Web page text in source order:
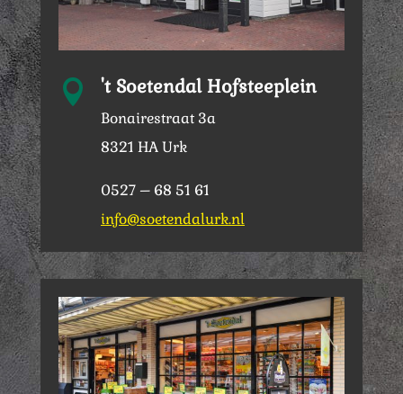
 't Soetendal Hofsteeplein
Bonairestraat 3a
8321 HA Urk
0527 – 68 51 61
info@soetendalurk.nl